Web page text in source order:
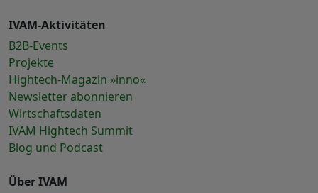
IVAM-Aktivitäten
B2B-Events
Projekte
Hightech-Magazin »inno«
Newsletter abonnieren
Wirtschaftsdaten
IVAM Hightech Summit
Blog und Podcast
Über IVAM